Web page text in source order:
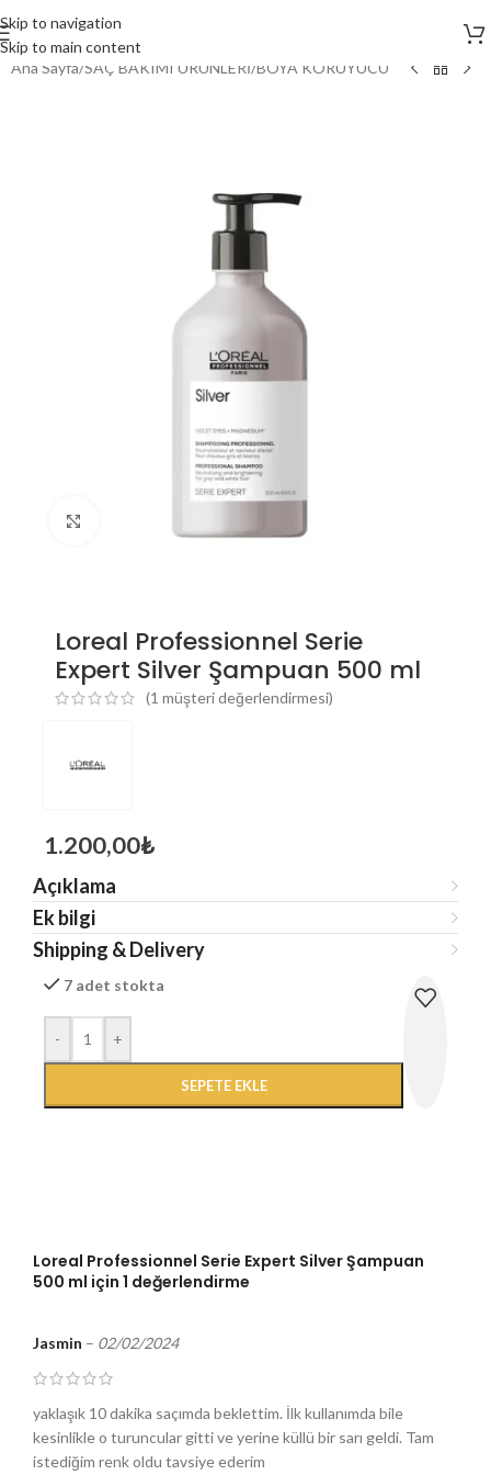
Skip to navigation
Skip to main content
Ana Sayfa/SAÇ BAKIMI ÜRÜNLERİ/BOYA KORUYUCU
Loreal Professionnel Serie
Expert Silver Şampuan 500 ml
(1 müşteri değerlendirmesi)
1.200,00₺
Açıklama
Ek bilgi
Shipping & Delivery
7 adet stokta
- +
SEPETE EKLE
Loreal Professionnel Serie Expert Silver Şampuan
500 ml için 1 değerlendirme
Jasmin – 02/02/2024
yaklaşık 10 dakika saçımda beklettim. İlk kullanımda bile
kesinlikle o turuncular gitti ve yerine küllü bir sarı geldi. Tam
istediğim renk oldu tavsiye ederim